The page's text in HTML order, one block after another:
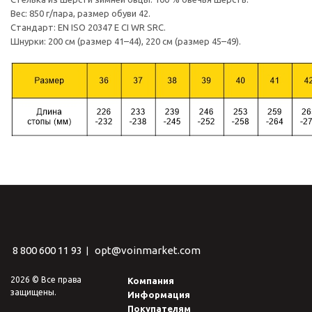
Вес: 850 г/пара, размер обуви 42.
Стандарт: EN ISO 20347 E CI WR SRC.
Шнурки: 200 см (размер 41–44), 220 см (размер 45–49).
8 800 600 11 93 opt@voinmarket.com
2026 © Все права
защищены.
Компания
Информация
Покупателям